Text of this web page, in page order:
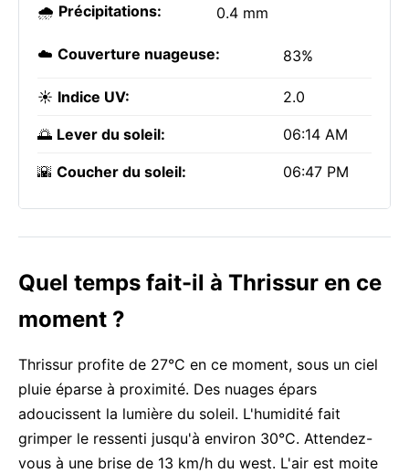
🌧️ Précipitations: 0.4 mm
☁️ Couverture nuageuse: 83%
☀️ Indice UV: 2.0
🌅 Lever du soleil: 06:14 AM
🌇 Coucher du soleil: 06:47 PM
Quel temps fait-il à Thrissur en ce
moment ?
Thrissur profite de 27°C en ce moment, sous un ciel
pluie éparse à proximité. Des nuages épars
adoucissent la lumière du soleil. L'humidité fait
grimper le ressenti jusqu'à environ 30°C. Attendez-
vous à une brise de 13 km/h du west. L'air est moite